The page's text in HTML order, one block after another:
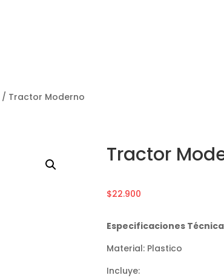
/ Tractor Moderno
Tractor
$22.900
Especificaciones
Material: Plastico
Incluye: